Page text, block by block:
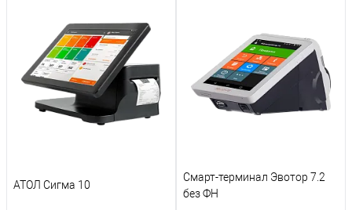
АТОЛ Сигма 10
Смарт-терминал Эвотор 7.2
без ФН